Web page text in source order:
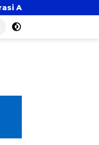
Program PKM